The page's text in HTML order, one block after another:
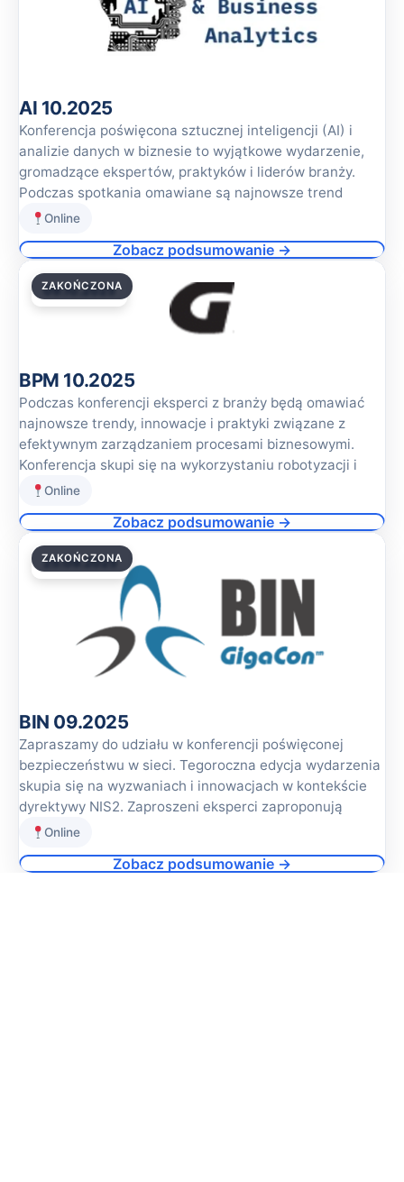
AI 10.2025
Konferencja poświęcona sztucznej inteligencji (AI) i
analizie danych w biznesie to wyjątkowe wydarzenie,
gromadzące ekspertów, praktyków i liderów branży.
Podczas spotkania omawiane są najnowsze trend
Online
Zobacz podsumowanie →
09.10.2025
ZAKOŃCZONA
BPM 10.2025
Podczas konferencji eksperci z branży będą omawiać
najnowsze trendy, innowacje i praktyki związane z
efektywnym zarządzaniem procesami biznesowymi.
Konferencja skupi się na wykorzystaniu robotyzacji i
Online
Zobacz podsumowanie →
25.09.2025
ZAKOŃCZONA
BIN 09.2025
Zapraszamy do udziału w konferencji poświęconej
bezpieczeństwu w sieci. Tegoroczna edycja wydarzenia
skupia się na wyzwaniach i innowacjach w kontekście
dyrektywy NIS2. Zaproszeni eksperci zaproponują
Online
Zobacz podsumowanie →